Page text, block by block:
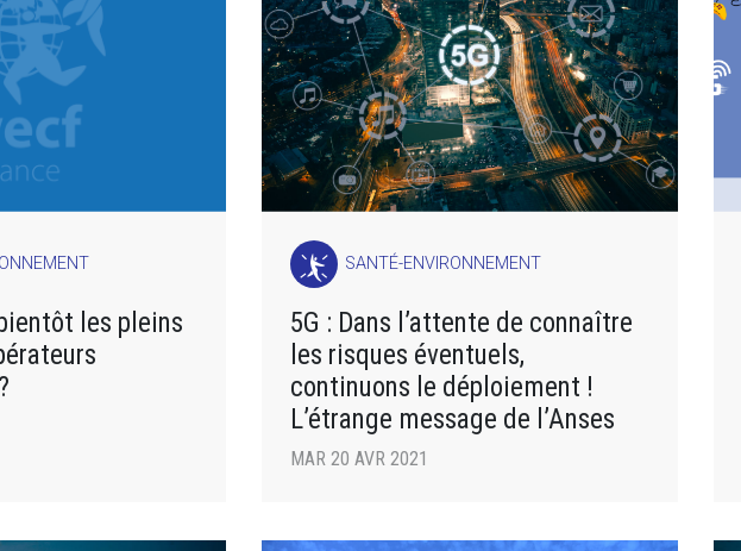
les pleins
SANTÉ-ENVIRONNEMENT
5G : Dans l’attente de connaître
les risques éventuels,
continuons le déploiement !
L’étrange message de l’Anses
MAR 20 AVR 2021